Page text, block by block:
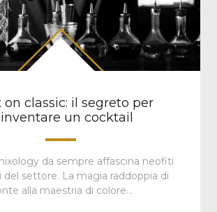
on classic: il segreto per
un cocktail
da sempre affascina neofiti
del settore. La magia raddoppia di
alla maestria di colore…